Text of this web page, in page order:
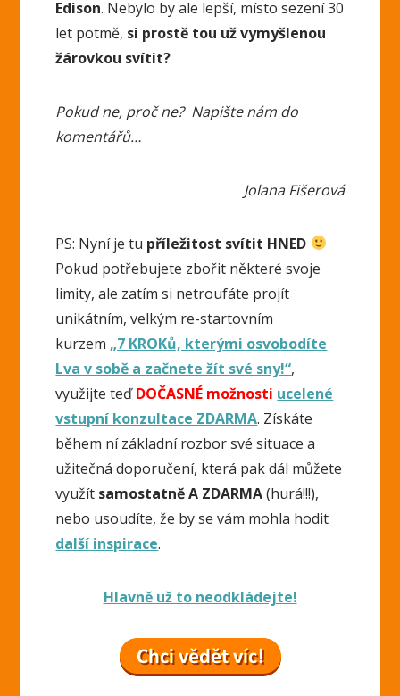
Edison. Nebylo by ale lepší, místo sezení 30
let potmě, si prostě tou už vymyšlenou
žárovkou svítit?
Pokud ne, proč ne? Napište nám do
komentářů…
Jolana Fišerová
PS: Nyní je tu příležitost svítit HNED
Pokud potřebujete zbořit některé svoje
limity, ale zatím si netroufáte projít
unikátním, velkým re-startovním
kurzem „7 KROKů, kterými osvobodíte
Lva v sobě a začnete žít své sny!“,
využijte teďDOČASNÉ možnosti ucelené
vstupní konzultace ZDARMA. Získáte
během ní základní rozbor své situace a
užitečná doporučení, která pak dál můžete
využít samostatně A ZDARMA(hurá!!!),
nebo usoudíte, že by se vám mohla hodit
další inspirace.
Hlavně už to neodkládejte!